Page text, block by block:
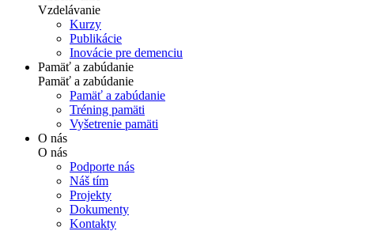
Vzdelávanie
Kurzy
Publikácie
Inovácie pre demenciu
Pamäť a zabúdanie
Pamäť a zabúdanie
Pamäť a zabúdanie
Tréning pamäti
Vyšetrenie pamäti
O nás
O nás
Podporte nás
Náš tím
Projekty
Dokumenty
Kontakty